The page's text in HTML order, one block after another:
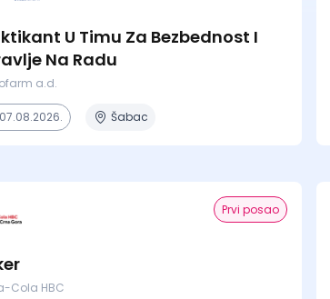
U Timu Za Bezbednost I
Na Radu
a.d.
07.08.2026. Šabac
Prvi posao
Cola HBC